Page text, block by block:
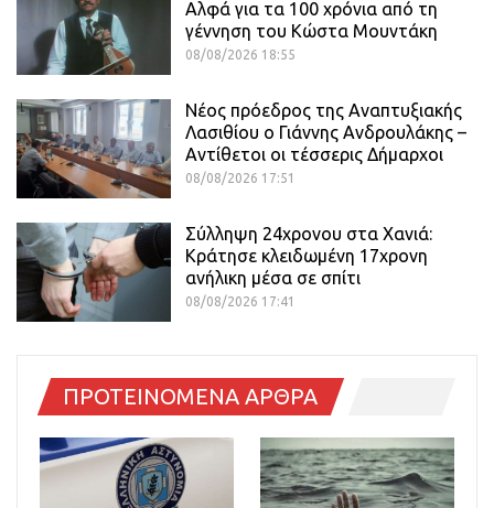
Αλφά για τα 100 χρόνια από τη
γέννηση του Κώστα Μουντάκη
08/08/2026 18:55
Νέος πρόεδρος της Αναπτυξιακής
Λασιθίου ο Γιάννης Ανδρουλάκης –
Αντίθετοι οι τέσσερις Δήμαρχοι
08/08/2026 17:51
Σύλληψη 24χρονου στα Χανιά:
Κράτησε κλειδωμένη 17χρονη
ανήλικη μέσα σε σπίτι
08/08/2026 17:41
ΠΡΟΤΕΙΝΟΜΕΝΑ ΑΡΘΡΑ